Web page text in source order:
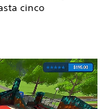
cinco